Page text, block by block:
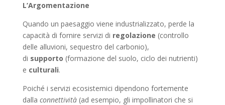
L’Argomentazione
Quando un paesaggio viene industrializzato, perde la
capacità di fornire servizi di regolazione (controllo
delle alluvioni, sequestro del carbonio),
di supporto (formazione del suolo, ciclo dei nutrienti)
e culturali.
Poiché i servizi ecosistemici dipendono fortemente
dalla connettività(ad esempio, gli impollinatori che si